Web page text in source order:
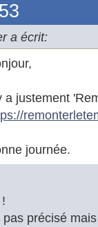
a écrit:
a justement
journée.
pas précisé